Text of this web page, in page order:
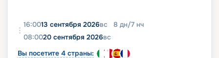
16:0013 сентября 2026вс 8 дн/7 нч
08:0020 сентября 2026вс
Вы посетите 4 страны: